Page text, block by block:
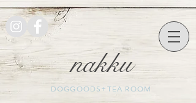
nakku
DOGGOODS+TEA ROOM